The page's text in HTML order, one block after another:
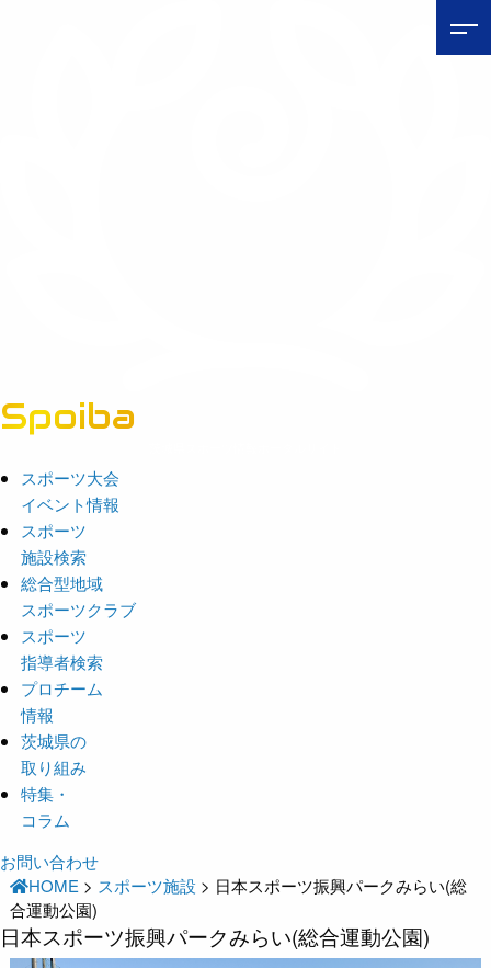
Spoiba
スポーツ大会
イベント情報
スポーツ
施設検索
総合型地域
スポーツクラブ
スポーツ
指導者検索
プロチーム
情報
茨城県の
取り組み
特集・
コラム
お問い合わせ
HOME > スポーツ施設 > 日本スポーツ振興パークみらい(総
合運動公園)
日本スポーツ振興パークみらい(総合運動公園)